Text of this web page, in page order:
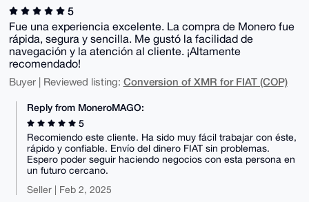
5
Fue una experiencia excelente. La compra de Monero fue
rápida, segura y sencilla. Me gustó la facilidad de
navegación y la atención al cliente. ¡Altamente
recomendado!
Buyer | Reviewed listing: Conversion of XMR for FIAT (COP)
Reply from MoneroMAGO:
5
Recomiendo este cliente. Ha sido muy fácil trabajar con éste,
rápido y confiable. Envío del dinero FIAT sin problemas.
Espero poder seguir haciendo negocios con esta persona en
un futuro cercano.
Seller | Feb 2, 2025